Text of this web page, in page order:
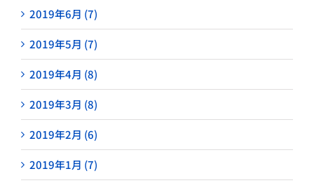
2019年6月 (7)
2019年5月 (7)
2019年4月 (8)
2019年3月 (8)
2019年2月 (6)
2019年1月 (7)